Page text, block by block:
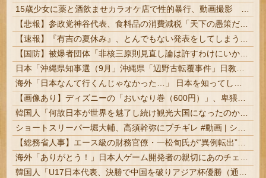
15歳少女に薬と酒飲ませカラオケ店で性的暴行、動画撮影 54歳無職を再逮捕 動画770本も見つかる
【悲報】参政党神谷代表、食料品の消費減税「天下の愚策だ」と批判ｗｗｗｗｗｗｗｗｗｗｗｗ
【速報】『有吉の夏休み』、とんでもない発表をしてしまう！！！！！
【国防】被爆者団体「非核三原則見直し論は許すわけにいかない」 ネット「議論すらするなと言うのは民主主義的ではない」
日本「沖縄県知事選（9月」沖縄県「辺野古転覆事件」日教組「同志社批判！（社民系」日本「日教組と全教は対立状態（内ｹﾞﾊﾞ」特別調査委員会「同志社...
海外「日本なんて行くんじゃなかった…」 日本を知ってしまったディズニー信者、帰国後『本家』に失望する事態に
【画像あり】ディズニーの「おいなり巻（600円）」、卑猥すぎて賛否両論ｗｗｗｗｗ
韓国人「何故日本が世界を魅了し続け観光大国になったのか？その理由がこちら‥」→「文化的なソフトパワーが凄い」
ショートスリーパー堀大輔、高須幹弥にブチギレ #動画 | ショートスリーパーである事を証明するために7日連続24時間配信を決行
【総務省人事】エース級の財務官僚・一松旬氏が“異例転出”へ 官邸幹部「協力的でなかったから」
海外「ありがとう！」日本人ゲーム開発者の親切にあのチェコの英雄も超感動
韓国人「U17日本代表、決勝で中国を破りアジア杯優勝（通算5回目・最多優勝国）」→「韓国は8強で落ちたのに・・・もう越えられない壁になってしまったね」「韓国は監督の問題が大きい」「日本はもうどんなに精神勝利したところで超えられない壁である」